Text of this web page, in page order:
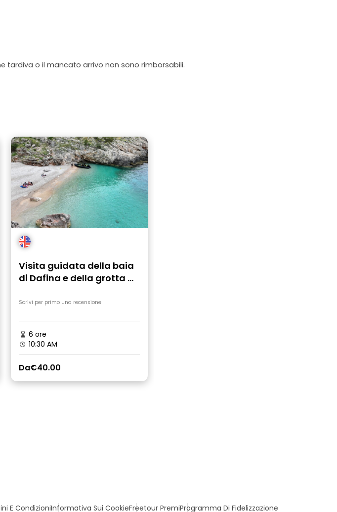
tardiva o il mancato arrivo non sono rimborsabili.
Visita guidata della baia
di Dafina e della grotta di
Scrivi per primo una recensione
6 ore
10:30 AM
Da€40.00
E CondizioniInformativa Sui CookieFreetour PremiProgramma Di Fidelizzazione